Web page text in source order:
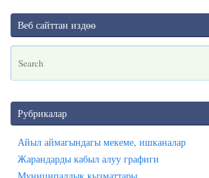
Веб сайттан издөө
Рубрикалар
Айыл аймагындагы мекеме, ишканалар
Жарандарды кабыл алуу графиги